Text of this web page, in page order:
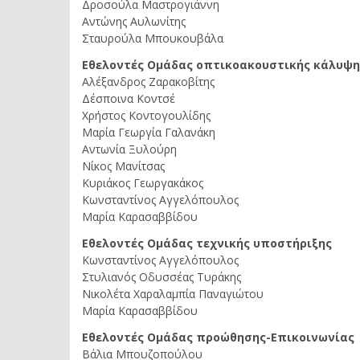
Δροσούλα Μαστρογιάννη
Αντώνης Αυλωνίτης
Σταυρούλα Μπουκουβάλα
Εθελοντές Ομάδας οπτικοακουστικής
Αλέξανδρος Ζαρακοβίτης
Δέσποινα Κοντσέ
Χρήστος Κοντογουλίδης
Μαρία Γεωργία Γαλανάκη
Αντωνία Ξυλούρη
Νίκος Μανίτσας
Κυριάκος Γεωργακάκος
Κωνσταντίνος Αγγελόπουλος
Μαρία Καρασαββίδου
Εθελοντές Ομάδας τεχνικής υποστήριξης
Κωνσταντίνος Αγγελόπουλος
Στυλιανός Οδυσσέας Τυράκης
Νικολέτα Χαραλαμπία Παναγιώτου
Μαρία Καρασαββίδου
Εθελοντές Ομάδας προώθησης-Επικοινωνίας
Βάλια Μπουζοπούλου